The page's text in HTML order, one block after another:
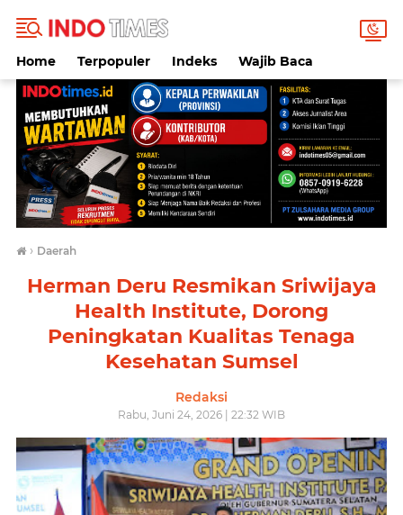
Home Terpopuler Indeks Wajib Baca
› Daerah
Herman Deru Resmikan Sriwijaya
Health Institute, Dorong
Peningkatan Kualitas Tenaga
Kesehatan Sumsel
Redaksi
Rabu, Juni 24, 2026 | 22:32 WIB